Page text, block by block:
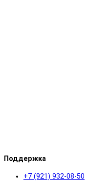
Поддержка
+7 (921) 932-08-50